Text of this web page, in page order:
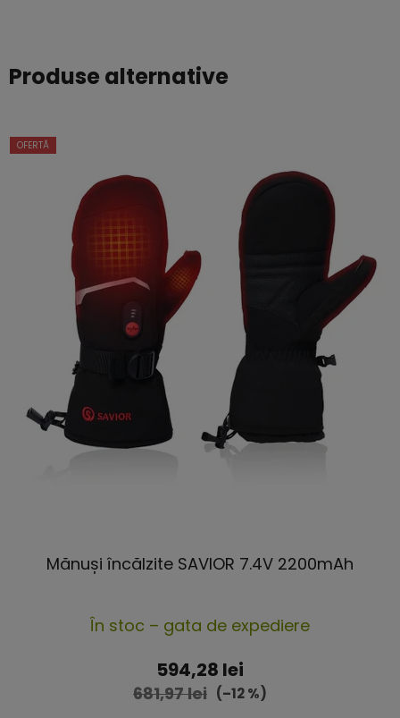
Produse alternative
OFERTĂ
Mănuși încălzite SAVIOR 7.4V 2200mAh
medie
a
produsului
În stoc – gata de expediere
594,28 lei
681,97 lei (–12 %)